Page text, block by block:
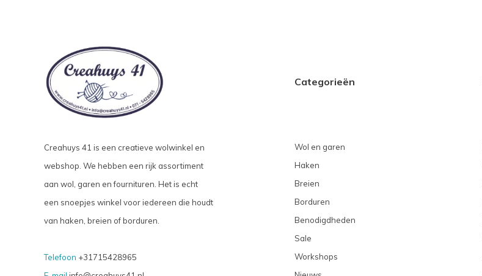
Creahuys 41 is een creatieve wolwinkel en
webshop. We hebben een rijk assortiment
aan wol, garen en fournituren. Het is echt
een snoepjes winkel voor iedereen die houdt
van haken, breien of borduren.
Telefoon +31715428965
Categorieën
Wol en garen
Haken
Breien
Borduren
Benodigdheden
Sale
Workshops